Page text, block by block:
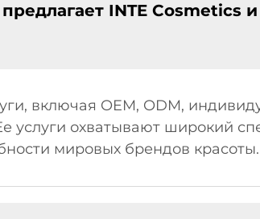
INTE Cosmetics
включая OEM, ODM,
услуги охватывают широкий
мировых брендов красоты.